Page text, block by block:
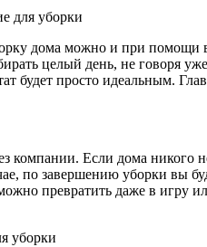
для уборки
дома можно и при помощи
целый день, не говоря
будет просто идеальным.
компании. Если дома
по завершению уборки вы
превратить даже в игру
уборки